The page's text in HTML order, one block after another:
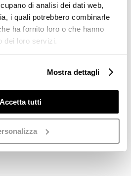
di analisi dei dati web,
i quali potrebbero combinarle
ha fornito loro o che hanno
dei loro servizi.
Mostra dettagli
Accetta tutti
alla lista dei
shoes | Spring/Summer
for greater comfort.
sophisticated women.